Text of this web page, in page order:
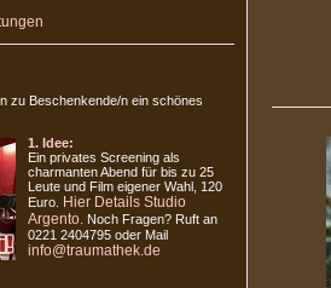
zu Beschenkende/n ein schönes
1. Idee:
Ein privates Screening als
charmanten Abend für bis zu 25
Leute und Film eigener Wahl, 120
Euro.
Hier Details Studio
Argento. Noch Fragen? Ruft an
0221 2404795 oder Mail
info@traumathek.de